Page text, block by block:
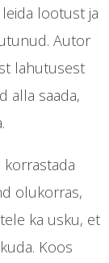
lootust ja
Autor
lahutusest
alla saada,
olukorras,
ka usku, et
Koos